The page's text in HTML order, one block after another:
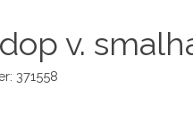
v.
371558